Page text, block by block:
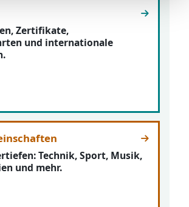
Zertifikate,
und internationale
Technik, Sport, Musik,
und mehr.